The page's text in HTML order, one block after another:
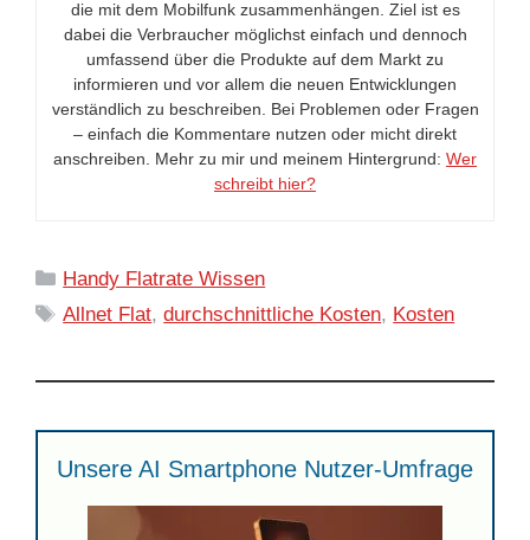
die mit dem Mobilfunk zusammenhängen. Ziel ist es
dabei die Verbraucher möglichst einfach und dennoch
umfassend über die Produkte auf dem Markt zu
informieren und vor allem die neuen Entwicklungen
verständlich zu beschreiben. Bei Problemen oder Fragen
– einfach die Kommentare nutzen oder micht direkt
anschreiben. Mehr zu mir und meinem Hintergrund: Wer
schreibt hier?
Kategorien
Handy Flatrate Wissen
Schlagwörter
Allnet Flat,durchschnittliche Kosten, Kosten
Unsere AI Smartphone Nutzer-Umfrage